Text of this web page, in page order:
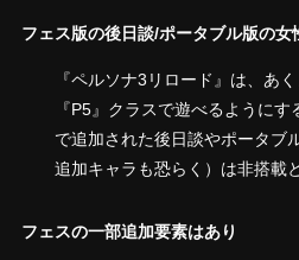
フェス版の後日談/ポータブル版の女
『ペルソナ3リロード』は、あ
『P5』クラスで遊べるように
で追加された後日談やポータブ
追加キャラも恐らく）は非搭載
フェスの一部追加要素はあり